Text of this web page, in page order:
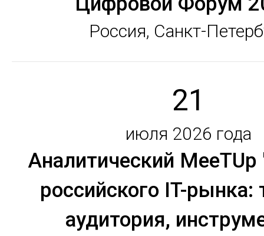
Россия, Санкт-
21
июля 2026 года
Аналитический
российского IT-
аудитория,